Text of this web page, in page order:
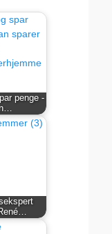
penge -